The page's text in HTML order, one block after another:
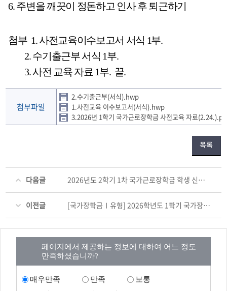
6.주변을 깨끗이 정돈하고 인사 후 퇴근하기
첨부 1.사전교육이수보고서 서식 1부.
2.수기출근부 서식 1부.
3.사전 교육 자료 1부. 끝.
첨부파일
2.수기출근부(서식).hwp
1.사전교육 이수보고서(서식).hwp
3.2026년 1학기 국가근로장학금 사전교육 자료
목록
다음글 2026년도 2학기 1차 국가근로장학금 학생 신청기간 안내
이전글 [국가장학금Ⅰ유형] 2026학년도 1학기 국가장학금Ⅰ유형(3차) 장학금 지급 안내(4차 지급: 5월 28일 예정)
페이지에서 제공하는 정보에 대하여 어느 정도
만족하셨습니까?
매우만족 만족
보통